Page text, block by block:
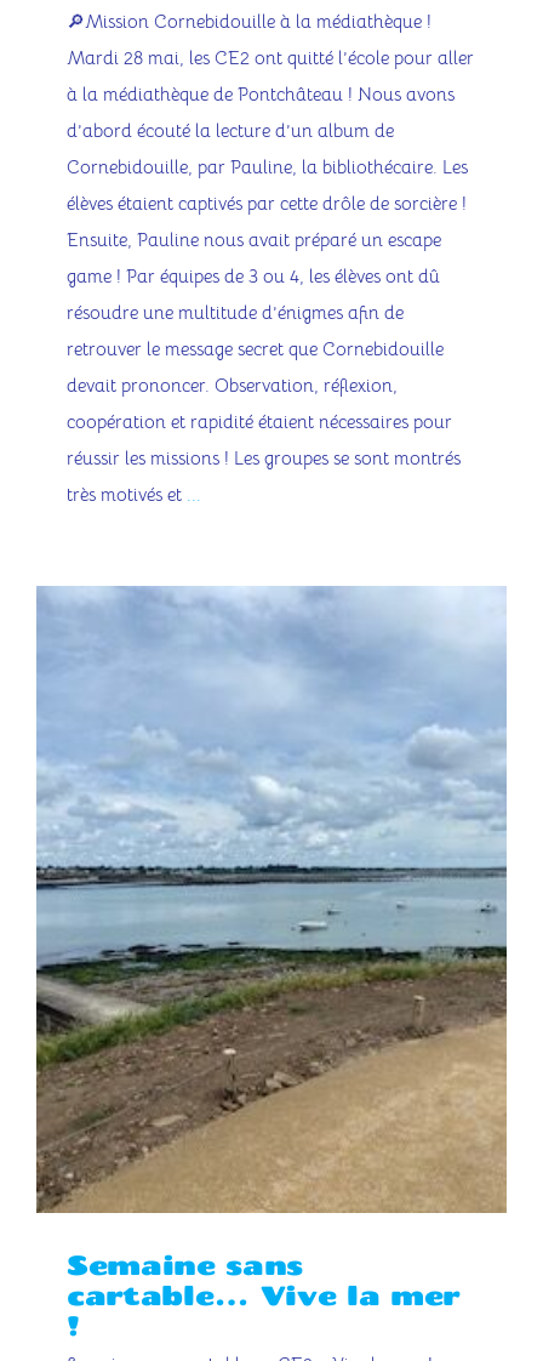
🔎Mission Cornebidouille à la médiathèque !
Mardi 28 mai, les CE2 ont quitté l’école pour aller
à la médiathèque de Pontchâteau ! Nous avons
d’abord écouté la lecture d’un album de
Cornebidouille, par Pauline, la bibliothécaire. Les
élèves étaient captivés par cette drôle de sorcière !
Ensuite, Pauline nous avait préparé un escape
game ! Par équipes de 3 ou 4, les élèves ont dû
résoudre une multitude d’énigmes afin de
retrouver le message secret que Cornebidouille
devait prononcer. Observation, réflexion,
coopération et rapidité étaient nécessaires pour
réussir les missions ! Les groupes se sont montrés
très motivés et ...
Semaine sans
cartable… Vive la mer
!